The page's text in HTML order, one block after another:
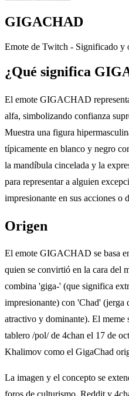
GIGACHAD
Emote de Twitch - Significado y
¿Qué significa
El emote GIGACHAD
alfa, simbolizando confianza
Muestra una figura
típicamente en blanco y negro
la mandíbula cincelada y la
para representar a alguien
impresionante en sus acciones o
Origen
El emote GIGACHAD se basa
quien se convirtió en la cara del
combina 'giga-' (que significa
impresionante) con 'Chad' (jerga
atractivo y dominante). El
tablero /pol/ de 4chan el 17 de
Khalimov como el GigaChad
La imagen y el concepto se